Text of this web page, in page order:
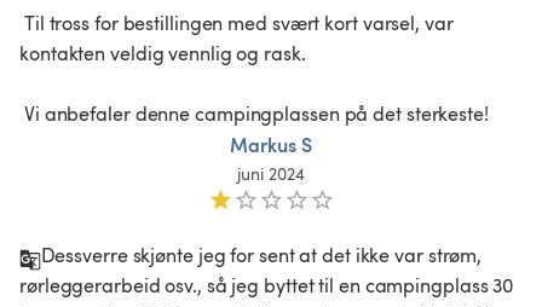
kontakten veldig vennlig og rask.
Markus S
juni 2024
Dessverre skjønte jeg for sent at det ikke var strøm,
rørleggerarbeid osv., så jeg byttet til en campingplass 30